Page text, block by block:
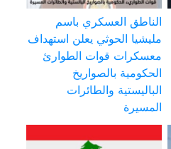
الناطق العسكري باسم
مليشيا الحوثي يعلن استهداف
معسكرات قوات الطوارئ
الحكومية بالصواريخ
الباليستية والطائرات
المسيرة